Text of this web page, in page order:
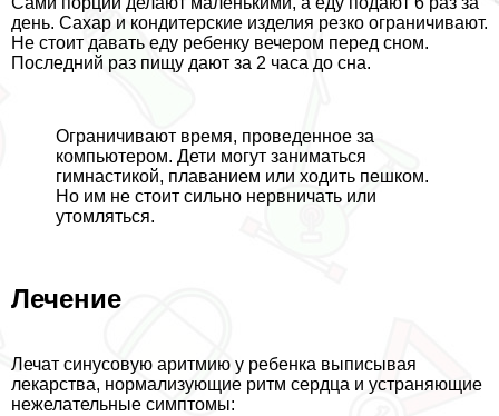
день. Сахар и кондитерские изделия резко ограничивают.
Не стоит давать еду ребенку вечером перед сном.
Последний раз пищу дают за 2 часа до сна.
Ограничивают время, проведенное за
компьютером. Дети могут заниматься
гимнастикой, плаванием или ходить пешком.
Но им не стоит сильно нервничать или
утомляться.
Лечение
Лечат синусовую аритмию у ребенка выписывая
лекарства, нормализующие ритм сердца и устраняющие
нежелательные симптомы: